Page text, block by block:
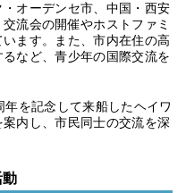
オーデンセ市、中国・西安
流会の開催やホストファミ
ます。また、市内在住の高
など、青少年の国際交流を
年を記念して来船したヘイワ
内し、市民同士の交流を深
動